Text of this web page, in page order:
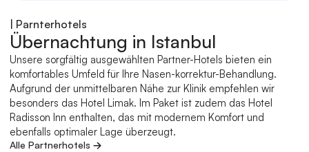
| Parnterhotels
Übernachtung in Istanbul
Unsere sorgfältig ausgewählten Partner-Hotels bieten ein
komfortables Umfeld für Ihre Nasen-korrektur-Behandlung.
Aufgrund der unmittelbaren Nähe zur Klinik empfehlen wir
besonders das Hotel Limak. Im Paket ist zudem das Hotel
Radisson Inn enthalten, das mit modernem Komfort und
ebenfalls optimaler Lage überzeugt.
Alle Partnerhotels